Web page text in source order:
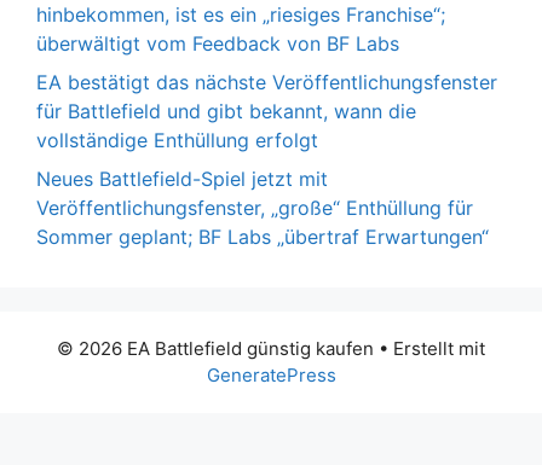
hinbekommen, ist es ein „riesiges Franchise“;
überwältigt vom Feedback von BF Labs
EA bestätigt das nächste Veröffentlichungsfenster
für Battlefield und gibt bekannt, wann die
vollständige Enthüllung erfolgt
Neues Battlefield-Spiel jetzt mit
Veröffentlichungsfenster, „große“ Enthüllung für
Sommer geplant; BF Labs „übertraf Erwartungen“
© 2026 EA Battlefield günstig kaufen • Erstellt mit
GeneratePress